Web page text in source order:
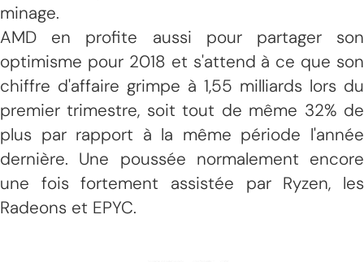
minage.
AMD en profite aussi pour partager son
optimisme pour 2018 et s'attend à ce que son
chiffre d'affaire grimpe à 1,55 milliards lors du
premier trimestre, soit tout de même 32% de
plus par rapport à la même période l'année
dernière. Une poussée normalement encore
une fois fortement assistée par Ryzen, les
Radeons et EPYC.